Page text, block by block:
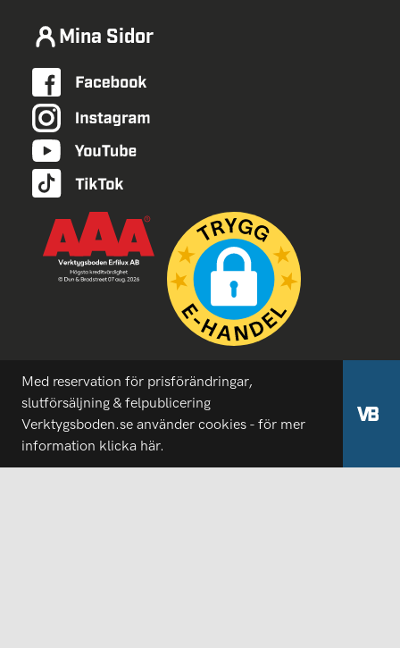
Mina Sidor
Med reservation för prisförändringar,
slutförsäljning & felpublicering
Verktygsboden.se använder cookies - för mer
information klicka här.